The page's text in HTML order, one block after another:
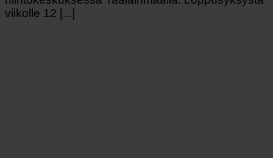
viikolle 12 [...]